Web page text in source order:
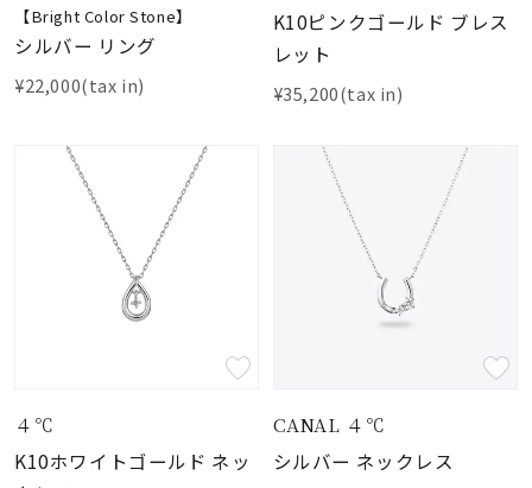
【Bright Color Stone】
シルバー リング
¥22,000(tax in)
K10ピンクゴールド ブレス
レット
¥35,200(tax in)
４℃
K10ホワイトゴールド ネッ
CANAL ４℃
シルバー ネックレス